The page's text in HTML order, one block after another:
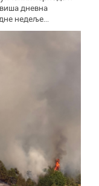
дневна
недеље...